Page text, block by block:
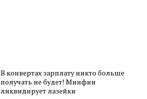
В конвертах зарплату никто больше
получать не будет! Минфин
ликвидирует лазейки